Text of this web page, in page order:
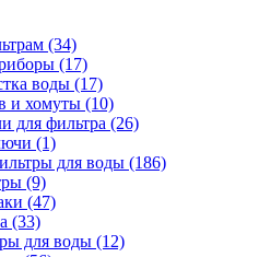
(34)
(17)
воды (17)
и хомуты (10)
для фильтра (26)
(1)
для воды (186)
(9)
(47)
(33)
для воды (12)